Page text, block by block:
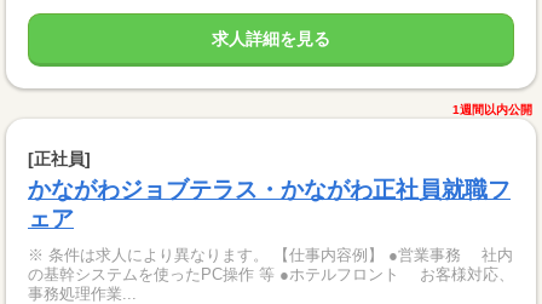
求人詳細を見る
1週間以内公開
[正社員]
かながわジョブテラス・かながわ正社員就職フ
ェア
※ 条件は求人により異なります。 【仕事内容例】 ●営業事務 社内
の基幹システムを使ったPC操作 等 ●ホテルフロント お客様対応、
事務処理作業...